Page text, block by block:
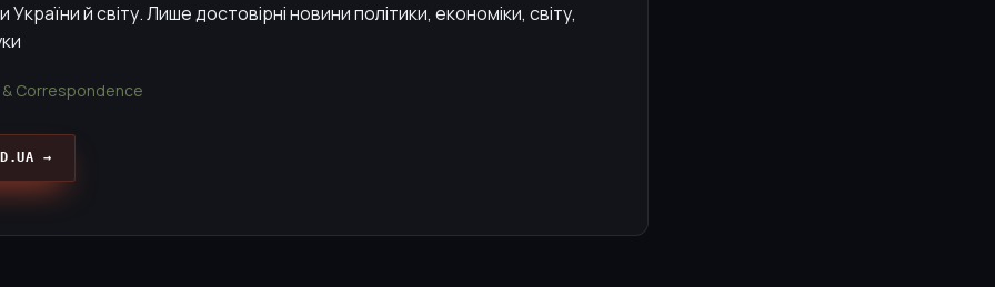
України й світу. Лише достовірні новини політики, економіки, світу,
& Correspondence
→